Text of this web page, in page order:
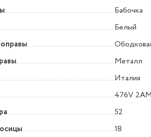
Бабочка
Белый
Металл
Италия
476V 2AM
52
18